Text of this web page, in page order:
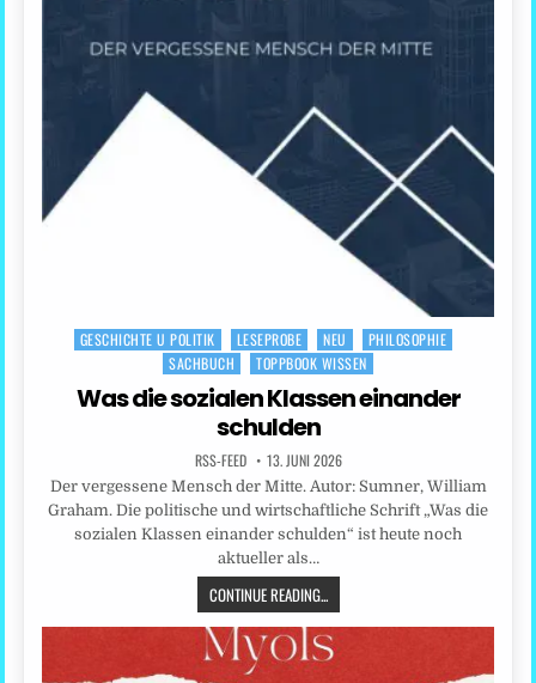
Posted
GESCHICHTE U POLITIK LESEPROBE NEU
PHILOSOPHIE
SACHBUCH
TOPPBOOK WISSEN
Was die sozialen Klassen einander
schulden
RSS-FEED 13. JUNI 2026
Der vergessene Mensch der Mitte. Autor: Sumner, William
Graham. Die politische und wirtschaftliche Schrift „Was die
sozialen Klassen einander schulden“ ist heute noch
aktueller als…
CONTINUE READING...